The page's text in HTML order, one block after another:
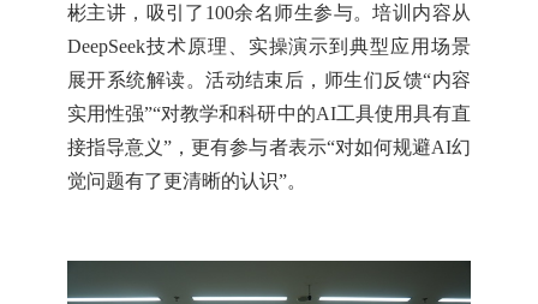
彬主讲，吸引了100余名师生参与。培训内容从
DeepSeek技术原理、实操演示到典型应用场景
展开系统解读。活动结束后，师生们反馈“内容
实用性强”“对教学和科研中的AI工具使用具有直
接指导意义”，更有参与者表示“对如何规避AI幻
觉问题有了更清晰的认识”。